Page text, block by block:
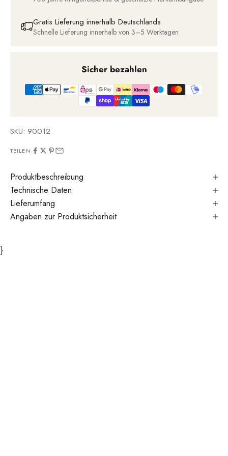
Gratis Lieferung innerhalb Deutschlands
Schnelle Lieferung innerhalb von 3–5 Werktagen
Sicher bezahlen
SKU: 90012
TEILEN
Produktbeschreibung
Technische Daten
Lieferumfang
Angaben zur Produktsicherheit
}